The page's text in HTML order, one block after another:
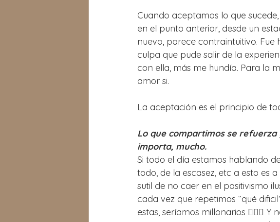
Cuando aceptamos lo que
en el punto anterior, desde un
nuevo, parece contraintuitivo.
culpa que pude salir de la
con ella, más me hundía. Para la
amor si.
La aceptación es el principio de
Lo que compartimos se
importa, mucho.
Si todo el día estamos hablando
todo, de la escasez, etc a esto es
sutil de no caer en el positivismo
cada vez que repetimos “qué
estas, seríamos millonarios 🤦🏻‍♀️